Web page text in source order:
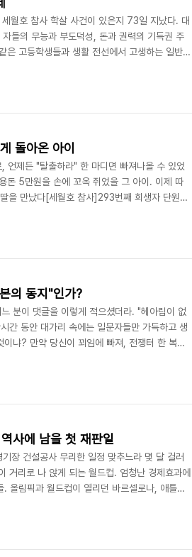
월호 참사 학살 사건이 있은지 73일 지났다. 대
들의 무능과 부도덕성, 돈과 권력의 기득권 주
고등학생들과 생활 전선에서 고생하는 일반인
밀리며 때론 웃어야 하고, 때론 아무렇지 않은 척
료 후 첫 등교를..
돌아온 아이
제든 "탈출하라" 한 마디면 빠져나올 수 있었
돈 5만원을 손에 꼬옥 쥐었을 그 아이. 이제 따
을 만났다[세월호 참사]293번째 희생자 단원고
안 보냈지, 인마. 얼굴 아니면 뼈다귀라도 보
름..
의 동지"인가?
분이 댓글을 이렇게 적으셨더라. "헤아림이 없
간 동안 대가리 속에는 일문자들만 가득하고 생
냐? 만약 당신이 꾀임에 빠져, 전쟁터 한 복판
의 동지" 같은 단어를 쓸수 있을까? 대답해 보
가 찢어져 피가 나고, 구타..
사에 남을 첫 재판일
장 건설공사 무리한 일정 맞추느라 몇 달 걸러
리로 나 앉게 되는 월드컵. 엄청난 경제효과에
올림픽과 월드컵이 열리던 바르셀로나, 애틀랜
뜨고 수장시키고, 아직 12명이 가족과 만나지
전문입니다...